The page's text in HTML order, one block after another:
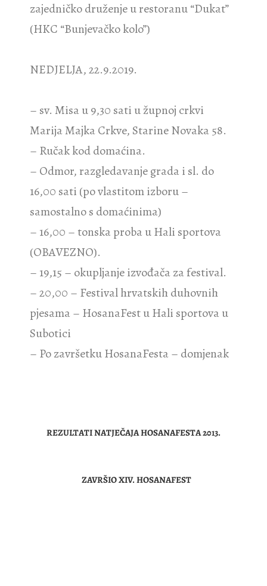
zajedničko druženje u restoranu “Dukat”
(HKC “Bunjevačko kolo”)
NEDJELJA, 22.9.2019.
– sv. Misa u 9,30 sati u župnoj crkvi
Marija Majka Crkve, Starine Novaka 58.
– Ručak kod domaćina.
– Odmor, razgledavanje grada i sl. do
16,00 sati (po vlastitom izboru –
samostalno s domaćinima)
– 16,00 – tonska proba u Hali sportova
(OBAVEZNO).
– 19,15 – okupljanje izvođača za festival.
– 20,00 – Festival hrvatskih duhovnih
pjesama – HosanaFest u Hali sportova u
Subotici
– Po završetku HosanaFesta – domjenak
REZULTATI NATJEČAJA HOSANAFESTA 2013.
ZAVRŠIO XIV. HOSANAFEST